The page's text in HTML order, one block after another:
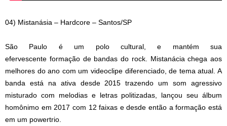
04) Mistanásia – Hardcore – Santos/SP
São Paulo é um polo cultural, e mantém sua
efervescente formação de bandas do rock. Mistanácia chega aos
melhores do ano com um videoclipe diferenciado, de tema atual. A
banda está na ativa desde 2015 trazendo um som agressivo
misturado com melodias e letras politizadas, lançou seu álbum
homônimo em 2017 com 12 faixas e desde então a formação está
em um powertrio.